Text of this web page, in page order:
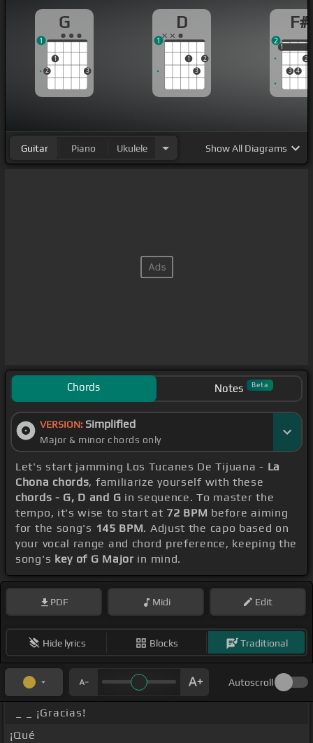
[Dm]Y arriba yo, mi apá y las yonas.
G
2
1
3
1
D
1
3
2
1
F#
1
3 4
2
1
2
Guitar Piano Ukulele ShowAll Diagrams
Chords Notes Beta
VERSION: Simplified
Major & minor chords only
Let's start jamming Los Tucanes De Tijuana - La
Chona chords, familiarize yourself with these
chords - G, D and G in sequence. To master the
tempo, it's wise to start at 72 BPM before aiming
for the song's 145 BPM. Adjust the capo based on
your vocal range and chord preference, keeping the
song's key of G Major in mind.
PDF Midi Edit
Hide lyrics Blocks Traditional
Autoscroll
_ _ ¡Gracias!
¡Qué